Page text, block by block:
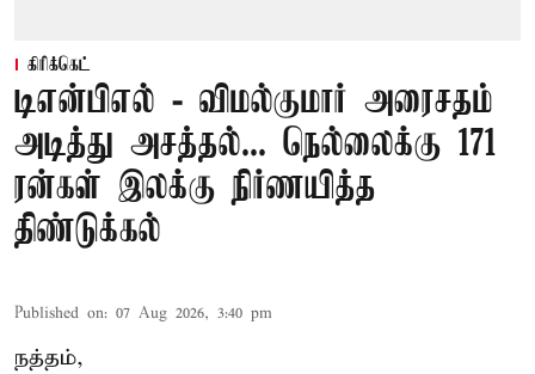
கிரிக்கெட்
டிஎன்பிஎல் - விமல்குமார் அரைசதம்
அடித்து அசத்தல்... நெல்லைக்கு 171
ரன்கள் இலக்கு நிர்ணயித்த
திண்டுக்கல்
Published on: 07 Aug 2026, 3:40 pm
நத்தம்,